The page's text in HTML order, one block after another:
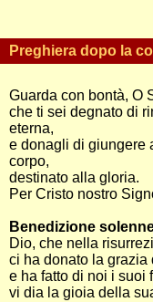
Preghiera dopo la
Guarda con bontà, O
che ti sei degnato di
eterna,
e donagli di giungere
corpo,
destinato alla gloria.
Per Cristo nostro
Benedizione
Dio, che nella
ci ha donato la
e ha fatto di noi i suoi
vi dia la gioia della